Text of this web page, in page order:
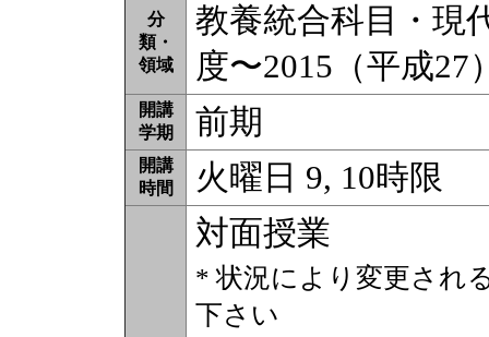
分
類・
領域
教養統合科目・現
度〜2015（平成27
開講
学期
前期
開講
時間
火曜日 9, 10時限
対面授業
* 状況により変更され
下さい